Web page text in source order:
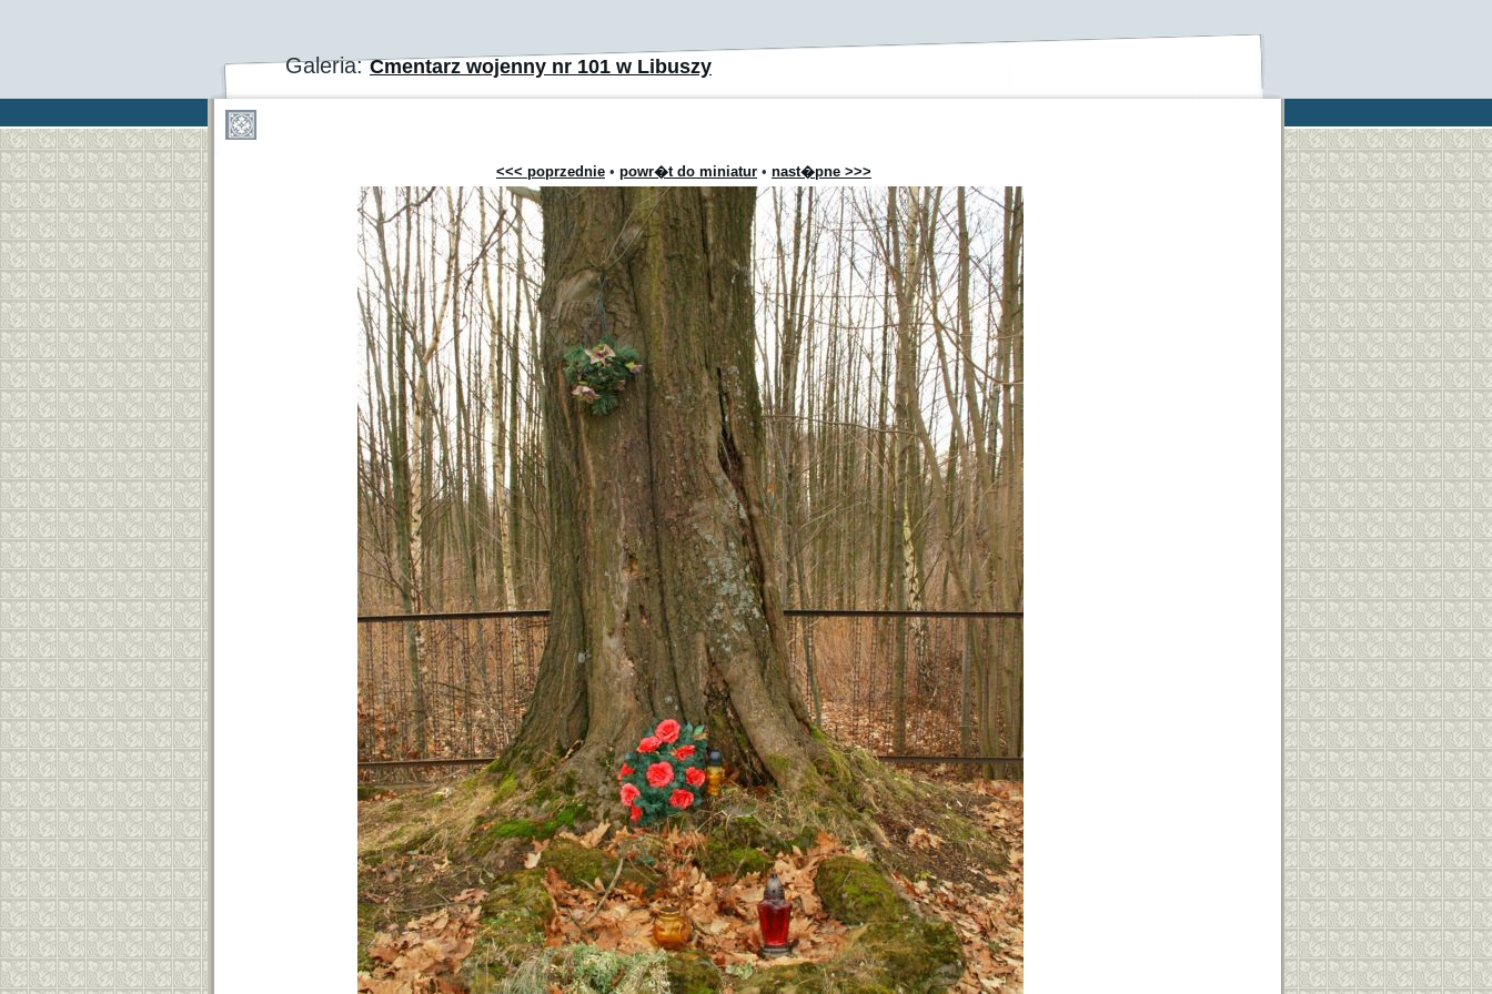
Galeria:Cmentarz wojenny nr 101 w Libuszy
<<< poprzednie • powr�t do miniatur • nast�pne >>>